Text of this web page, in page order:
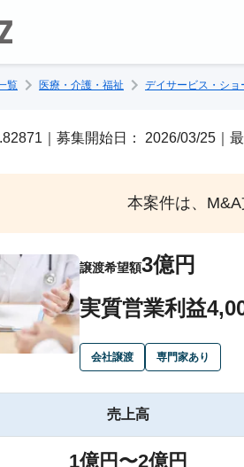
覧 医療・介護・福祉 デイサービス・ショ
｜募集開始日： 2026/03/25｜
本案件は、
譲渡希望額3億円
実質営業利益
会社譲渡 専門家あり
売上高
1億円〜2億円